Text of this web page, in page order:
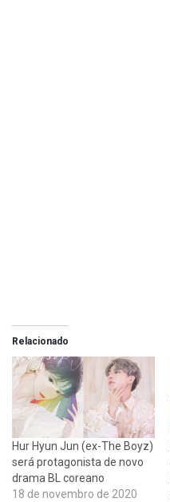
Relacionado
Hur Hyun Jun (ex-The Boyz)
será protagonista de novo
drama BL coreano
18 de novembro de 2020